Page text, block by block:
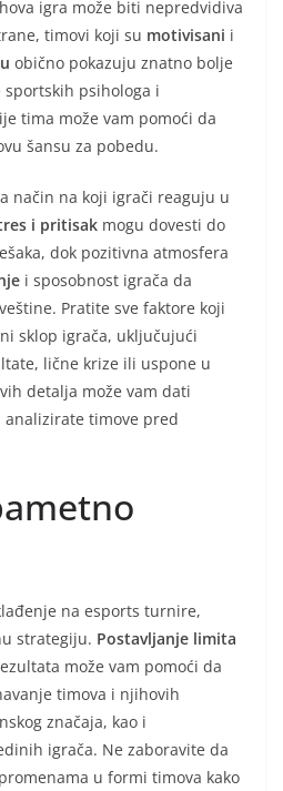
igra može biti nepredvidiva
timovi koji su motivisani i
obično pokazuju znatno bolje
sportskih psihologa i
tima može vam pomoći da
šansu za pobedu.
način na koji igrači reaguju u
i pritisak mogu dovesti do
dok pozitivna atmosfera
i sposobnost igrača da
Pratite sve faktore koji
sklop igrača, uključujući
lične krize ili uspone u
detalja može vam dati
timove pred
na esports turnire,
strategiju. Postavljanje limita
može vam pomoći da
timova i njihovih
značaja, kao i
igrača. Ne zaboravite da
u formi timova kako